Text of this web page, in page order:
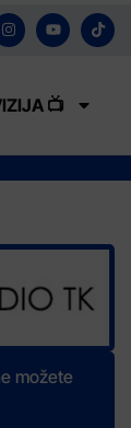
📺
možete